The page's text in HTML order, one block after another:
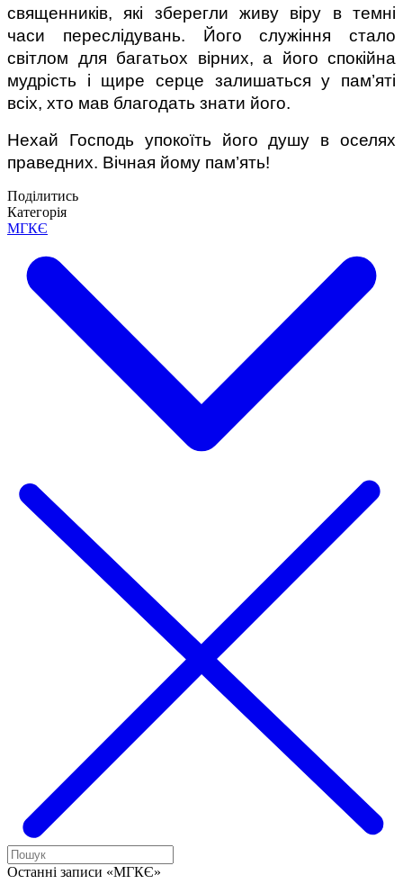
священників, які зберегли живу віру в темні
часи переслідувань. Його служіння стало
світлом для багатьох вірних, а його спокійна
мудрість і щире серце залишаться у пам’яті
всіх, хто мав благодать знати його.
Нехай Господь упокоїть його душу в оселях
праведних. Вічная йому пам’ять!
Поділитись
Категорія
МГКЄ
Останні записи «МГКЄ»